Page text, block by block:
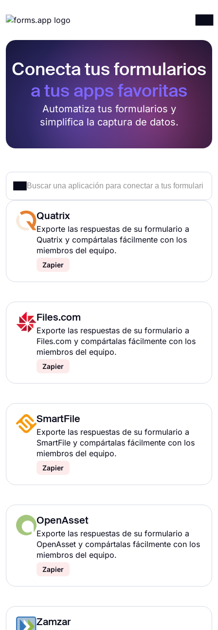
Integraciones
Plantillas
Recursos
Precios
Conecta tus formularios
a tus apps favoritas
Automatiza tus formularios y
simplifica la captura de datos.
Quatrix
Exporte las respuestas de su formulario a
Quatrix y compártalas fácilmente con los
miembros del equipo.
Zapier
Files.com
Exporte las respuestas de su formulario a
Files.com y compártalas fácilmente con los
miembros del equipo.
Zapier
SmartFile
Exporte las respuestas de su formulario a
SmartFile y compártalas fácilmente con los
miembros del equipo.
Zapier
OpenAsset
Exporte las respuestas de su formulario a
OpenAsset y compártalas fácilmente con los
miembros del equipo.
Zapier
Zamzar